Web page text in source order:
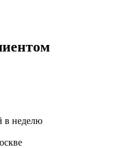
в неделю